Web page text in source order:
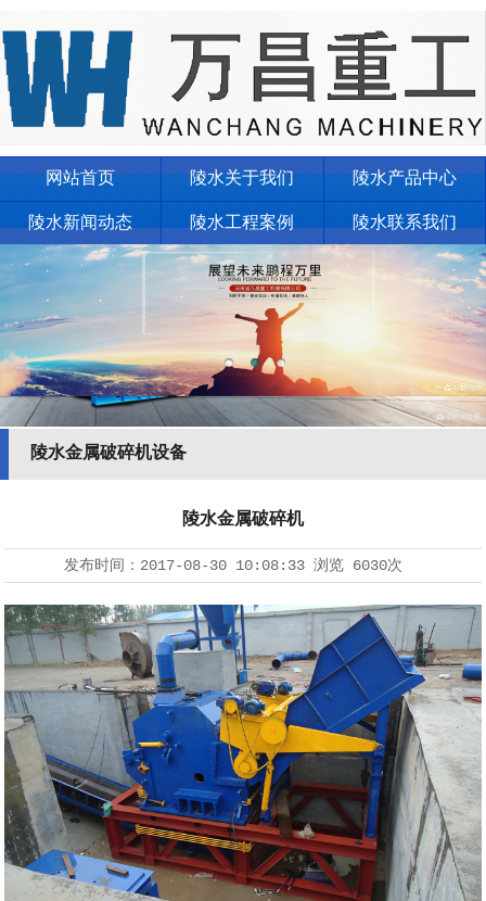
网站首页 陵水关于我们 陵水产品中心
陵水新闻动态 陵水工程案例 陵水联系我们
陵水金属破碎机设备
陵水金属破碎机
发布时间： 2017-08-30 10:08:33浏览 6030次